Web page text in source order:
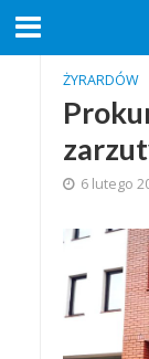
ŻYRARDÓW
6 lutego